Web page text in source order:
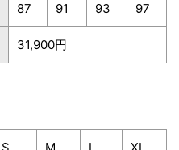
87 91 93 97
31,900円